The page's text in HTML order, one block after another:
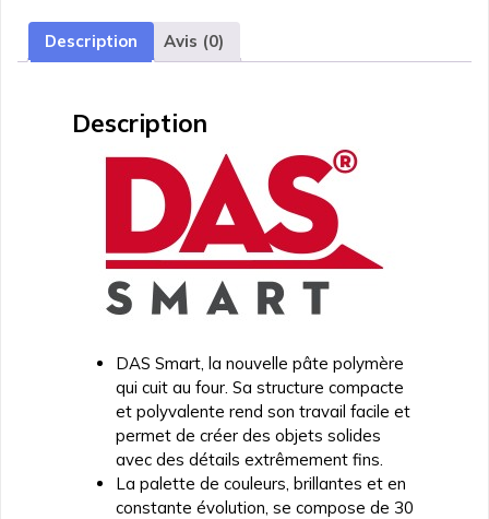
NACRE
Description Avis (0)
Description
DAS Smart, la nouvelle pâte polymère
qui cuit au four. Sa structure compacte
et polyvalente rend son travail facile et
permet de créer des objets solides
avec des détails extrêmement fins.
La palette de couleurs, brillantes et en
constante évolution, se compose de 30